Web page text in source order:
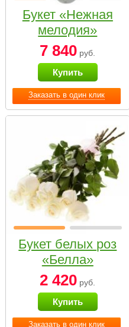
Заказать в один клик
Букет «Нежная
мелодия»
7 840 руб.
Купить
Заказать в один клик
Букет белых роз
«Белла»
2 420 руб.
Купить